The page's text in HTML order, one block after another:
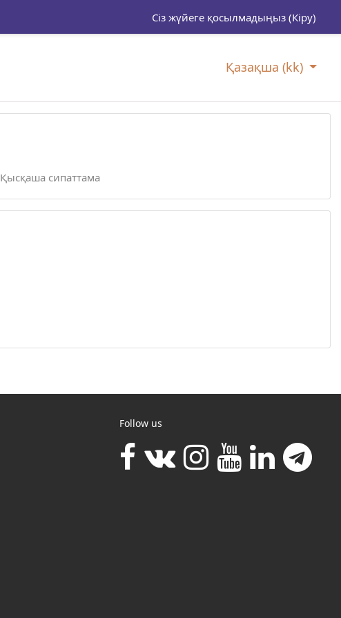
Сіз жүйеге қосылмадыңыз (Кіру)
Қазақша ‎(kk)‎
Қысқаша сипаттама
Follow us